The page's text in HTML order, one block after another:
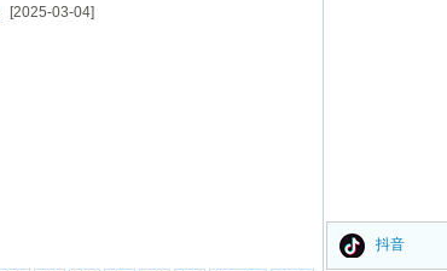
[2025-03-04]
抖音